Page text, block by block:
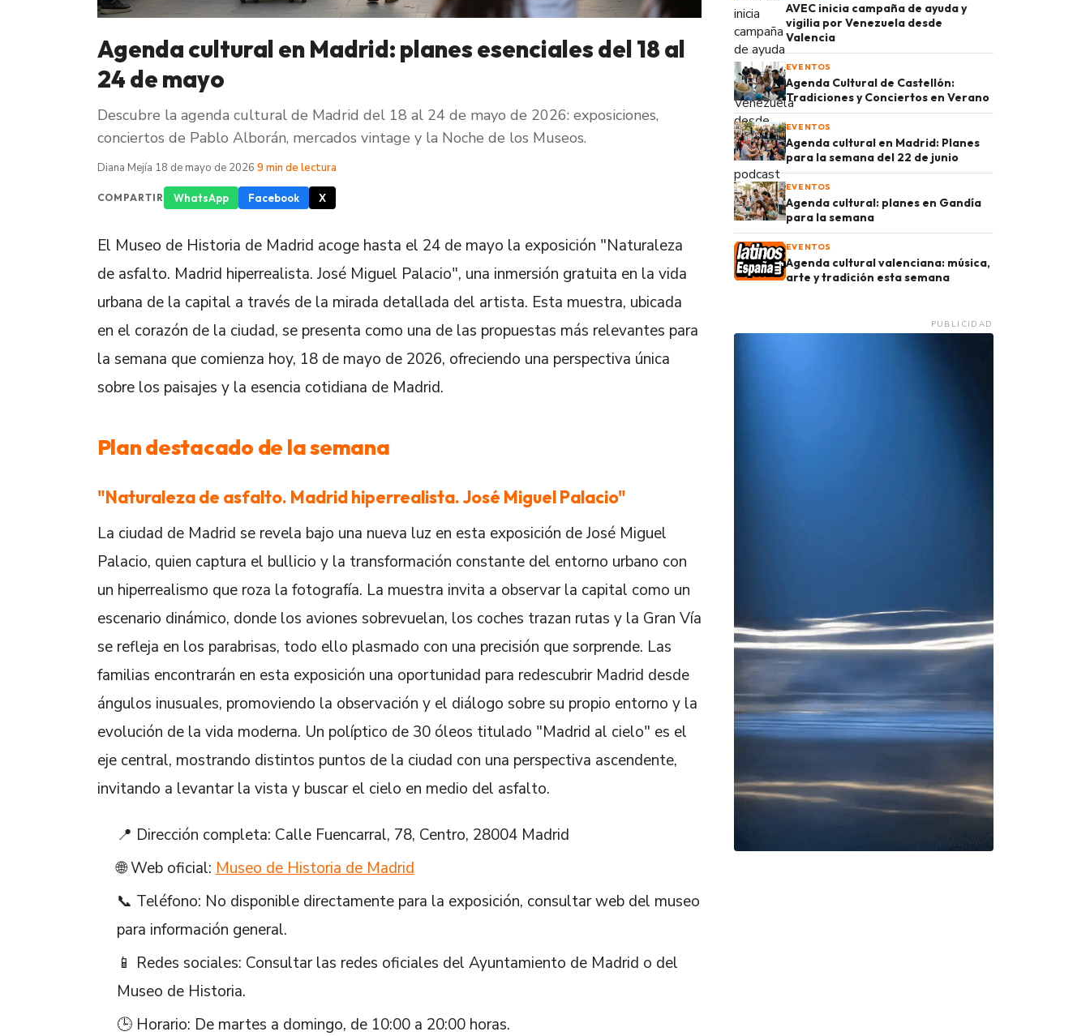
Agenda cultural en Madrid: planes esenciales del 18 al
24 de mayo
Descubre la agenda cultural de Madrid del 18 al 24 de mayo de 2026: exposiciones,
conciertos de Pablo Alborán, mercados vintage y la Noche de los Museos.
Diana Mejía·18 de mayo de 2026·9 min de lectura
COMPARTIR WhatsApp Facebook X
El Museo de Historia de Madrid acoge hasta el 24 de mayo la exposición "Naturaleza
de asfalto. Madrid hiperrealista. José Miguel Palacio", una inmersión gratuita en la vida
urbana de la capital a través de la mirada detallada del artista. Esta muestra, ubicada
en el corazón de la ciudad, se presenta como una de las propuestas más relevantes para
la semana que comienza hoy, 18 de mayo de 2026, ofreciendo una perspectiva única
sobre los paisajes y la esencia cotidiana de Madrid.
Plan destacado de la semana
"Naturaleza de asfalto. Madrid hiperrealista. José Miguel Palacio"
La ciudad de Madrid se revela bajo una nueva luz en esta exposición de José Miguel
Palacio, quien captura el bullicio y la transformación constante del entorno urbano con
un hiperrealismo que roza la fotografía. La muestra invita a observar la capital como un
escenario dinámico, donde los aviones sobrevuelan, los coches trazan rutas y la Gran Vía
se refleja en los parabrisas, todo ello plasmado con una precisión que sorprende. Las
familias encontrarán en esta exposición una oportunidad para redescubrir Madrid desde
ángulos inusuales, promoviendo la observación y el diálogo sobre su propio entorno y la
evolución de la vida moderna. Un políptico de 30 óleos titulado "Madrid al cielo" es el
eje central, mostrando distintos puntos de la ciudad con una perspectiva ascendente,
invitando a levantar la vista y buscar el cielo en medio del asfalto.
📍 Dirección completa: Calle Fuencarral, 78, Centro, 28004 Madrid
🌐 Web oficial: Museo de Historia de Madrid
📞 Teléfono: No disponible directamente para la exposición, consultar web del museo
para información general.
📱 Redes sociales: Consultar las redes oficiales del Ayuntamiento de Madrid o del
Museo de Historia.
🕒 Horario: De martes a domingo, de 10:00 a 20:00 horas.
AVEC inicia campaña de ayuda y
vigilia por Venezuela desde
Valencia
EVENTOS
Agenda Cultural de Castellón:
Tradiciones y Conciertos en Verano
EVENTOS
Agenda cultural en Madrid: Planes
para la semana del 22 de junio
EVENTOS
Agenda cultural: planes en Gandía
para la semana
EVENTOS
Agenda cultural valenciana: música,
arte y tradición esta semana
PUBLICIDAD